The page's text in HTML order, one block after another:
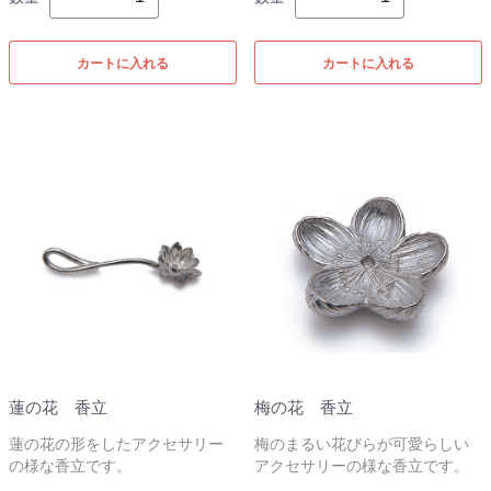
カートに入れる カートに入れる
蓮の花 香立
蓮の花の形をしたアクセサリー
の様な香立です。
梅の花 香立
梅のまるい花びらが可愛らしい
アクセサリーの様な香立です。